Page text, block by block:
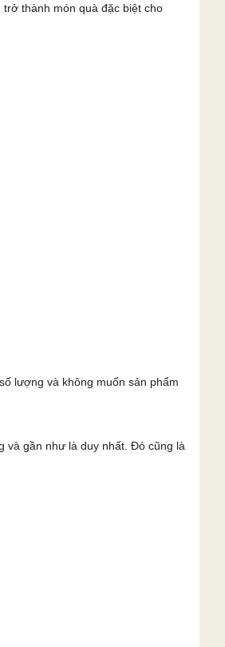
thành món quà đặc biệt cho
lượng và không muốn sản phẩm
và gần như là duy nhất. Đó cũng là